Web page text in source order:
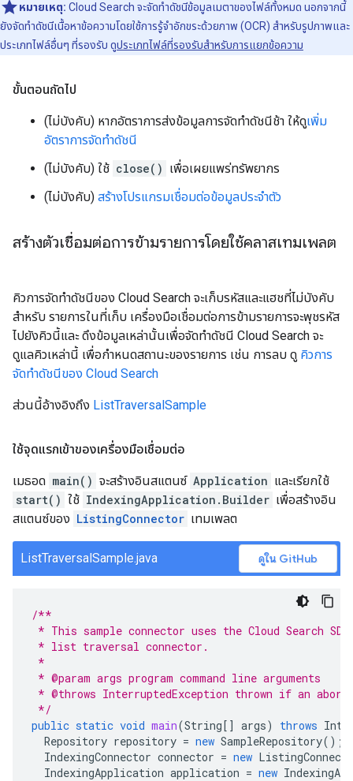
หมายเหตุ: Cloud Search จะจัดทำดัชนีข้อมูลเมตาของไฟล์ทั้งหมด นอกจากนี้
ยังจัดทำดัชนีเนื้อหาข้อความโดยใช้การรู้จำอักขระด้วยภาพ (OCR) สำหรับรูปภาพและ
ประเภทไฟล์อื่นๆ ที่รองรับ ดูประเภทไฟล์ที่รองรับสำหรับการแยกข้อความ
ขั้นตอนถัดไป
(ไม่บังคับ) หากอัตราการส่งข้อมูลการจัดทำดัชนีช้า ให้ดูเพิ่ม
อัตราการจัดทำดัชนี
(ไม่บังคับ) ใช้ close() เพื่อเผยแพร่ทรัพยากร
(ไม่บังคับ) สร้างโปรแกรมเชื่อมต่อข้อมูลประจำตัว
สร้างตัวเชื่อมต่อการข้ามรายการโดยใช้คลาสเทมเพลต
คิวการจัดทำดัชนีของ Cloud Search จะเก็บรหัสและแฮชที่ไม่บังคับ
สำหรับ รายการในที่เก็บ เครื่องมือเชื่อมต่อการข้ามรายการจะพุชรหัส
ไปยังคิวนี้และ ดึงข้อมูลเหล่านั้นเพื่อจัดทำดัชนี Cloud Search จะ
ดูแลคิวเหล่านี้ เพื่อกำหนดสถานะของรายการ เช่น การลบ ดู คิวการ
จัดทำดัชนีของ Cloud Search
ส่วนนี้อ้างอิงถึง ListTraversalSample
ใช้จุดแรกเข้าของเครื่องมือเชื่อมต่อ
เมธอด main() จะสร้างอินสแตนซ์ Application และเรียกใช้
start() ใช้ IndexingApplication.Builder เพื่อสร้างอิน
สแตนซ์ของ ListingConnector เทมเพลต
ListTraversalSample.java ดูใน GitHub
/**
* This sample connector uses the Cloud Search
* list traversal connector.
*
* @param args program command line arguments
* @throws InterruptedException thrown if an
*/
public static void main(String[] args) throws
Repository repository = new SampleRepository();
IndexingConnector connector = new
IndexingApplication application = new